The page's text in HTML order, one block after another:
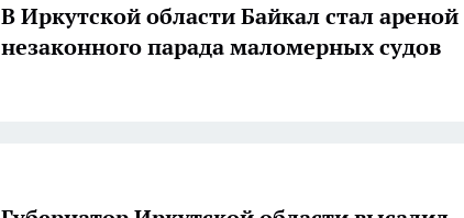
В Иркутской области Байкал стал ареной
незаконного парада маломерных судов